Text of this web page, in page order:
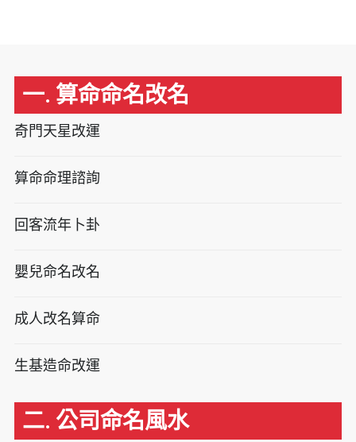
一. 算命命名改名
奇門天星改運
算命命理諮詢
回客流年卜卦
嬰兒命名改名
成人改名算命
生基造命改運
二. 公司命名風水